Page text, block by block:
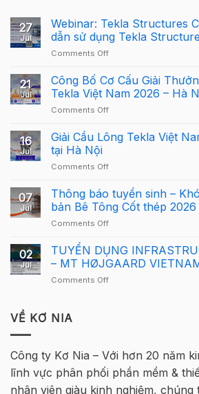
27
Jul
Webinar: Tekla Structures
dẫn sử dụng Tekla
Comments Offon
Tekla
Structures
Carbon
–
dẫn
cho
người
21
Jul
Công Bố Cơ Cấu Giải
Tekla Việt Nam 2026 – Hà
Comments Offon
Bố
Cơ
Giải
Giải
Cầu
Lông
Nam
2026
16
Jul
Giải Cầu Lông Tekla Việt
tại Hà Nội
Comments Offon
Cầu
Lông
Tekla
Việt
2026
quay
07
Jul
Thông báo tuyển sinh –
bản Bê Tông Cốt thép
Comments Offon
báo
tuyển
sinh
–
Bê
Cốt
thép
02
Jul
TUYỂN DỤNG
– MT HØJGAARD
Comments Offon
MT
HØJGAARD
VIETNAM
VỀ KƠ NIA
Công ty Kơ Nia – Với hơn 20 năm
lĩnh vực phân phối phần mềm &
nhân viên giàu kinh nghiệm,